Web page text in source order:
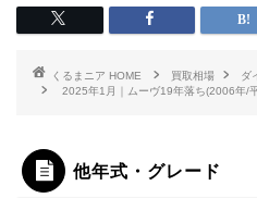
HOME 買取相場 ダ
2025年1月｜ムーヴ19年落ち(2006年/
他年式・グレード